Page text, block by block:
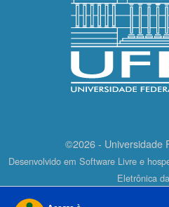
©2026 - Universidade
Desenvolvido em Software Livre e
Eletrônica